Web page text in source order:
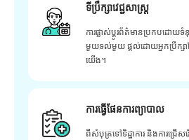
ទីប្រឹក្សាវេជ្ជសាស្ត្រ
ការផ្លាស់ប្តូរព័ត៌មានប្រកបដោ
មួយទល់មួយ ផ្តល់ដោយអ្នកប្រឹក្សាផ្ន
យើង។
ការធ្វើផែនការព្យាបាល
ពីសំបុត្រទៅទិដ្ឋាការ និងការជ្រើ